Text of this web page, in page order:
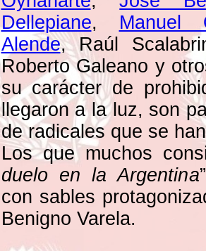
Dellepiane, Manuel
Alende, Raúl
Roberto Galeano y
su carácter de
llegaron a la luz, son
de radicales que se
Los que muchos
duelo en la Argentina
con sables
Benigno Varela.